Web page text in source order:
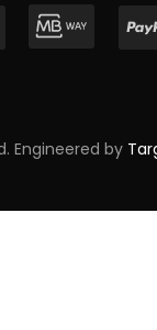
Engineered by